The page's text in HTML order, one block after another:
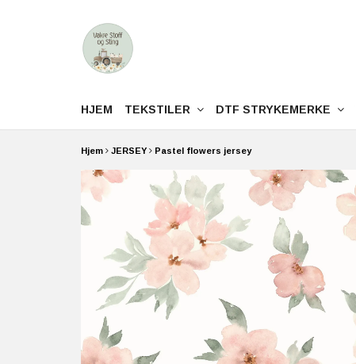
Hjem JERSEY Pastel flowers jersey
HJEM TEKSTILER DTF STRYKEMERKE